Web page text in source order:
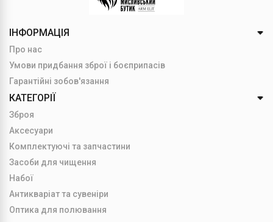
ІНФОРМАЦІЯ
Про нас
Умови придбання зброї і боєприпасів
Гарантійні зобов'язання
КАТЕГОРІЇ
Зброя
Аксесуари
Комплектуючі та запчастини
Засоби для чищення
Набої
Антикваріат та сувеніри
Оптика для полювання